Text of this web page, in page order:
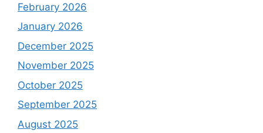
February 2026
January 2026
December 2025
November 2025
October 2025
September 2025
August 2025